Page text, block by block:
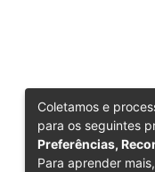
Coletamos e
para os seguintes
Preferências,
Para aprender